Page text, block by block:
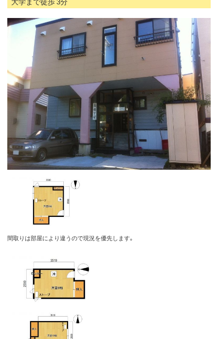
間取りは部屋により違うので現況を優先します。